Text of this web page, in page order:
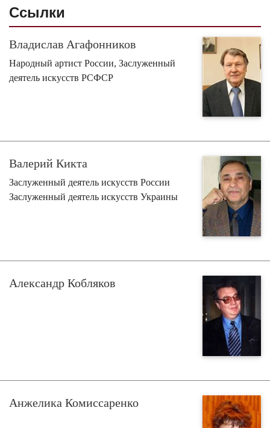
Ссылки
Владислав Агафонников
Народный артист России, Заслуженный
деятель искусств РСФСР
Валерий Кикта
Заслуженный деятель искусств России
Заслуженный деятель искусств Украины
Александр Кобляков
Анжелика Комиссаренко